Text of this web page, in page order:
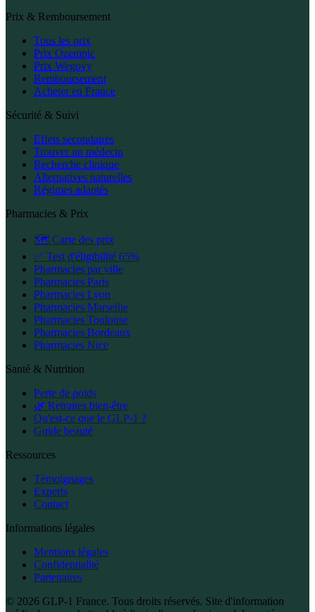
Prix & Remboursement
Tous les prix
Prix Ozempic
Prix Wegovy
Remboursement
Acheter en France
Sécurité & Suivi
Effets secondaires
Trouver un médecin
Recherche clinique
Alternatives naturelles
Régimes adaptés
Pharmacies & Prix
🗺️ Carte des prix
✅ Test d'éligibilité 65%
Pharmacies par ville
Pharmacies Paris
Pharmacies Lyon
Pharmacies Marseille
Pharmacies Toulouse
Pharmacies Bordeaux
Pharmacies Nice
Santé & Nutrition
Perte de poids
🌿 Retraites bien-être
Qu'est-ce que le GLP-1 ?
Guide beauté
Ressources
Témoignages
Experts
Contact
Informations légales
Mentions légales
Confidentialité
Partenaires
© 2026 GLP-1 France. Tous droits réservés. Site d'information